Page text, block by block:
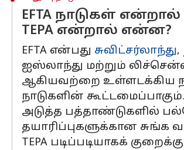
EFTA நாடுகள்
TEPA என்றால் என்ன?
EFTA என்பது சுவிட்சர்லாந்து,
ஐஸ்லாந்து மற்றும்
ஆகியவற்றை உள்ளடக்கிய
நாடுகளின் கூட்டமைப்பாகும்.
அடுத்த பத்தாண்டுகளில்
தயாரிப்புகளுக்கான சுங்க
TEPA படிப்படியாகக்